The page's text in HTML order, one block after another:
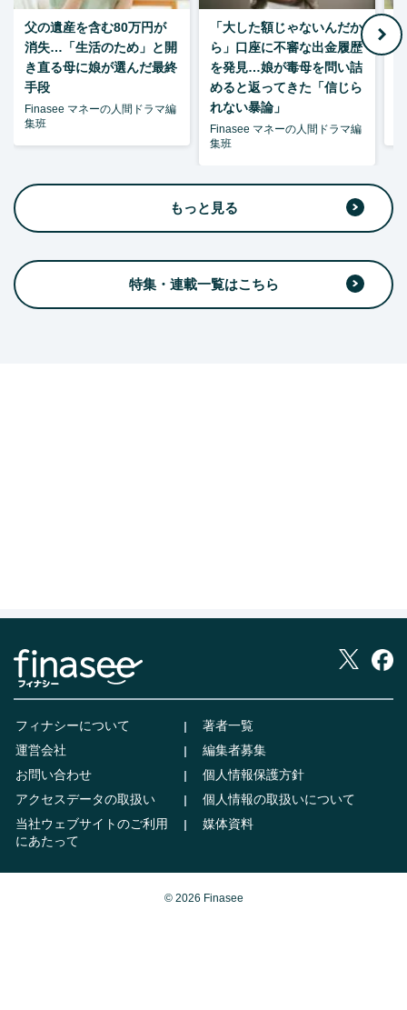
父の遺産を含む80万円が
消失…「生活のため」と開
き直る母に娘が選んだ最終
手段
Finasee マネーの人間ドラマ編
集班
「大した額じゃないんだか
ら」口座に不審な出金履歴
を発見…娘が毒母を問い詰
めると返ってきた「信じら
れない暴論」
Finasee マネーの人間ドラマ編
集班
もっと見る
特集・連載一覧はこちら
フィナシーについて
著者一覧
運営会社
編集者募集
お問い合わせ
個人情報保護方針
アクセスデータの取扱い
個人情報の取扱いについて
当社ウェブサイトのご利用
にあたって
媒体資料
© 2026 Finasee